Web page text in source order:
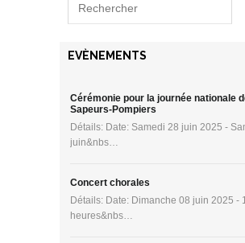
EVÈNEMENTS
Cérémonie pour la journée nationale
Sapeurs-Pompiers
Détails: Date: Samedi 28 juin 2025 -
juin&nbs…
Concert chorales
Détails: Date: Dimanche 08 juin 2025 -
heures&nbs…